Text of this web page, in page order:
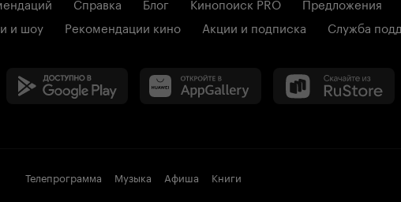
и шоу Рекомендации кино Акции и подписка Служба
Телепрограмма Музыка Афиша Книги